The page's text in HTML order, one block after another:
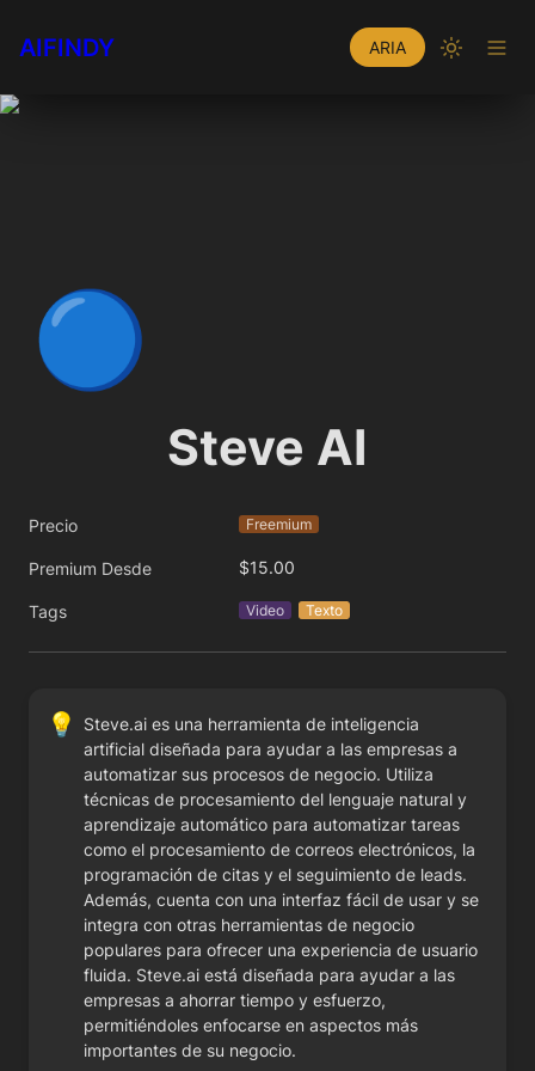
AIFINDY ARIA
🔵
Steve AI
Precio Freemium
Premium Desde $15.00
Tags Video Texto
💡
Steve.ai es una herramienta de inteligencia
artificial diseñada para ayudar a las empresas a
automatizar sus procesos de negocio. Utiliza
técnicas de procesamiento del lenguaje natural y
aprendizaje automático para automatizar tareas
como el procesamiento de correos electrónicos, la
programación de citas y el seguimiento de leads.
Además, cuenta con una interfaz fácil de usar y se
integra con otras herramientas de negocio
populares para ofrecer una experiencia de usuario
fluida. Steve.ai está diseñada para ayudar a las
empresas a ahorrar tiempo y esfuerzo,
permitiéndoles enfocarse en aspectos más
importantes de su negocio.